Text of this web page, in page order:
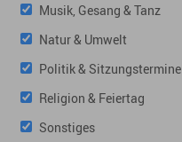
Musik, Gesang & Tanz
Natur & Umwelt
Politik & Sitzungstermine
Religion & Feiertag
Sonstiges